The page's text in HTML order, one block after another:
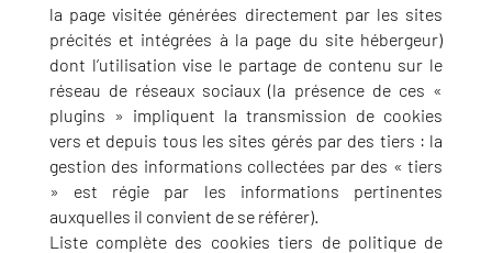
la page visitée générées directement par les sites
précités et intégrées à la page du site hébergeur)
dont l’utilisation vise le partage de contenu sur le
réseau de réseaux sociaux (la présence de ces «
plugins » impliquent la transmission de cookies
vers et depuis tous les sites gérés par des tiers : la
gestion des informations collectées par des « tiers
» est régie par les informations pertinentes
auxquelles il convient de se référer).
Liste complète des cookies tiers de politique de